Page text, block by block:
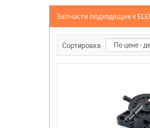
Запчасти подходящие к
Сортировка